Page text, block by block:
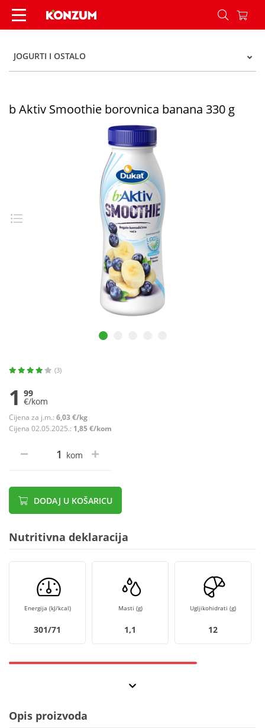
b Aktiv Smoothie borovnica banana 330 g -
JOGURTI I OSTALO
b Aktiv Smoothie borovnica banana 330 g
(3)
1 99
€/kom
Cijena za j.m.: 6,03 €/kg
Cijena 02.05.2025.: 1,85 €/kom
kom
DODAJ U KOŠARICU
Nutritivna deklaracija
Energija (kJ/kcal)
301/71
Masti (g)
1,1
Ugljikohidrati (g)
12
Opis proizvoda